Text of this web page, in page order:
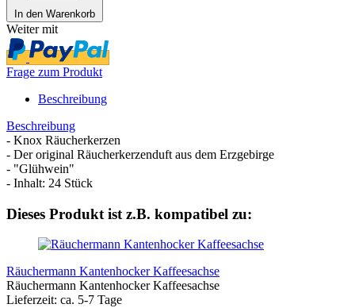
In den Warenkorb
Weiter mit
Frage zum Produkt
Beschreibung
Beschreibung
- Knox Räucherkerzen
- Der original Räucherkerzenduft aus dem Erzgebirge
- "Glühwein"
- Inhalt: 24 Stück
Dieses Produkt ist z.B. kompatibel zu:
Räuchermann Kantenhocker Kaffeesachse
Räuchermann Kantenhocker Kaffeesachse
Lieferzeit: ca. 5-7 Tage